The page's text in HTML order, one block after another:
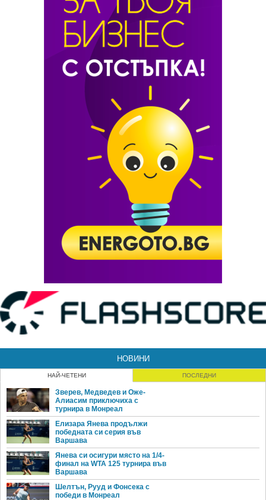
НОВИНИ
НАЙ-ЧЕТЕНИ ПОСЛЕДНИ
Зверев, Медведев и Оже-
Алиасим приключиха с
турнира в Монреал
Елизара Янева продължи
победната си серия във
Варшава
Янева си осигури място на 1/4-
финал на WTA 125 турнира във
Варшава
Шелтън, Рууд и Фонсека с
победи в Монреал